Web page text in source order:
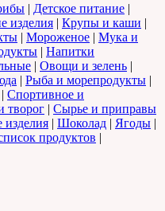
| Детское питание |
изделия | Крупы и каши |
| Мороженое | Мука и
| Напитки
| Овощи и зелень |
| Рыба и морепродукты |
| Спортивное и
творог | Сырье и приправы
изделия | Шоколад | Ягоды |
продуктов |